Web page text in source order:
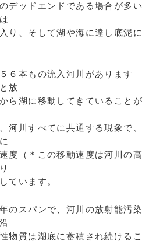
デッドエンドである場合が多い
り、そして湖や海に達し底泥に
６本もの流入河川があります
放
ら湖に移動してきていることが
河川すべてに共通する現象で、
度（＊この移動速度は河川の高
ています。
のスパンで、河川の放射能汚染
物質は湖底に蓄積され続けるこ